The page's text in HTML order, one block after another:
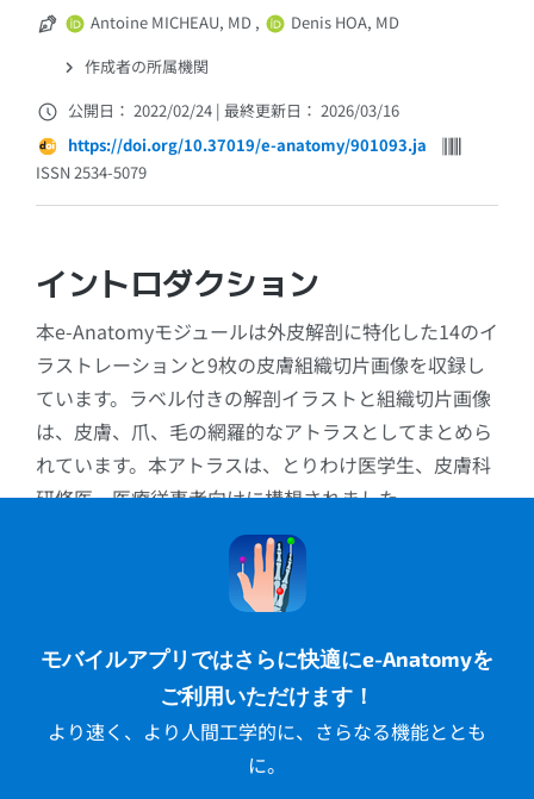
モバイルアプリではさらに快適にe-Anatomyを
ご利用いただけます！
より速く、より人間工学的に、さらなる機能ととも
に。
Antoine MICHEAU, MD ,
Denis HOA, MD
作成者の所属機関
公開日： 2022/02/24 | 最終更新日： 2026/03/16
https://doi.org/10.37019/e-anatomy/901093.ja
ISSN 2534-5079
イントロダクション
本e-Anatomyモジュールは外皮解剖に特化した14のイ
ラストレーションと9枚の皮膚組織切片画像を収録し
ています。ラベル付きの解剖イラストと組織切片画像
は、皮膚、爪、毛の網羅的なアトラスとしてまとめら
れています。本アトラスは、とりわけ医学生、皮膚科
研修医、医療従事者向けに構想されました。
皮膚の横断面：表皮、真皮および皮下組織